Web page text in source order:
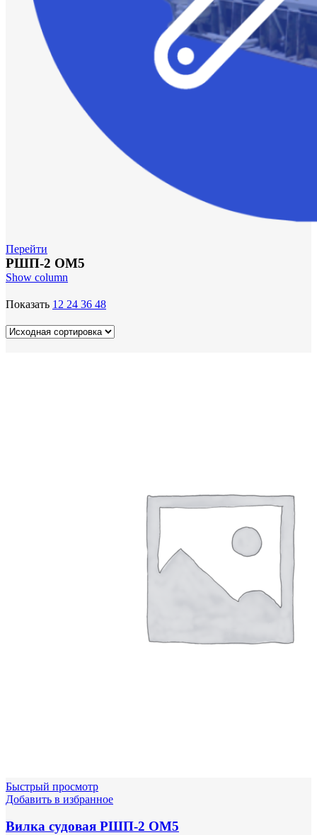
Перейти
РШП-2 ОМ5
Show column
Показать 12 24 36 48
Быстрый просмотр
Добавить в избранное
Вилка судовая РШП-2 ОМ5